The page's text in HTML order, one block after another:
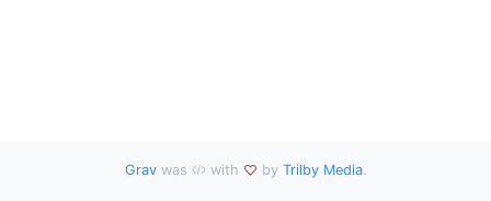
Gravwas with by Trilby Media.